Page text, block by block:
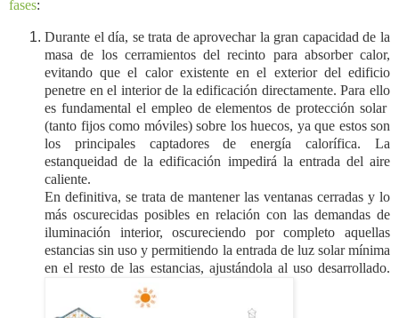
fases:
Durante el día, se trata de aprovechar la gran capacidad de la
masa de los cerramientos del recinto para absorber calor,
evitando que el calor existente en el exterior del edificio
penetre en el interior de la edificación directamente. Para ello
es fundamental el empleo de elementos de protección solar
(tanto fijos como móviles) sobre los huecos, ya que estos son
los principales captadores de energía calorífica. La
estanqueidad de la edificación impedirá la entrada del aire
caliente.
En definitiva, se trata de mantener las ventanas cerradas y lo
más oscurecidas posibles en relación con las demandas de
iluminación interior, oscureciendo por completo aquellas
estancias sin uso y permitiendo la entrada de luz solar mínima
en el resto de las estancias, ajustándola al uso desarrollado.